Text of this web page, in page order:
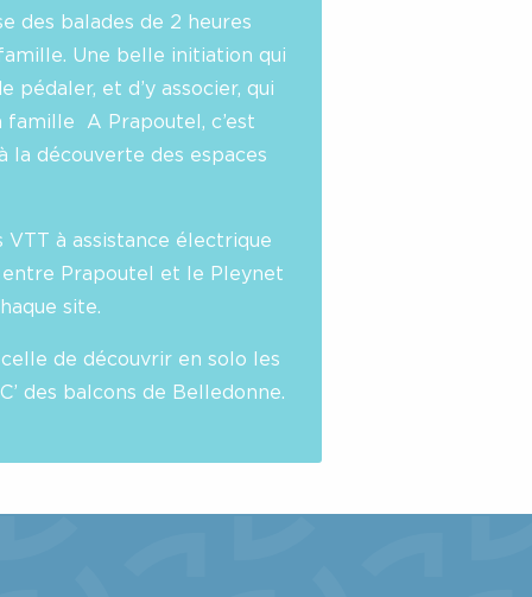
des balades de 2 heures
Une belle initiation qui
et d’y associer, qui
famille A Prapoutel, c’est
la découverte des espaces
à assistance électrique
Prapoutel et le Pleynet
site.
de découvrir en solo les
des balcons de Belledonne.